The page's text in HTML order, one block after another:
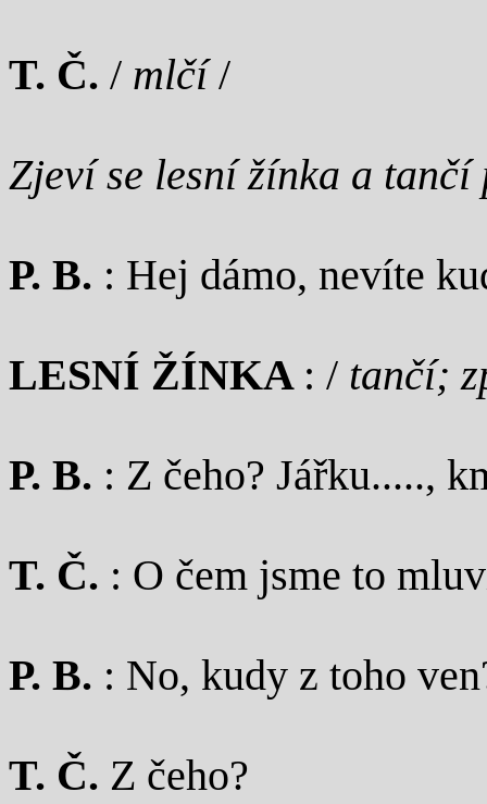
T. Č. / mlčí/
Zjeví se lesní žínka a tančí
P. B. : Hej dámo, nevíte
LESNÍ ŽÍNKA : / tančí;
P. B. : Z čeho? Jářku.....,
T. Č. : O čem jsme to
P. B. : No, kudy z toho
T. Č. Z čeho?